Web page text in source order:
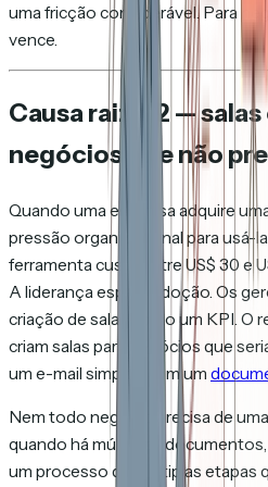
uma fricção considerável. Para
vence.
Causa raiz #2 —
negócios que não
Quando uma empresa adquire
pressão organizacional para usá-
ferramenta custa entre US$ 30 e
A liderança espera adoção. Os
criação de salas como um KPI. O
criam salas para negócios que
um e-mail simples com um
Nem todo negócio precisa de
quando há múltiplos
um processo de múltiplas etapas